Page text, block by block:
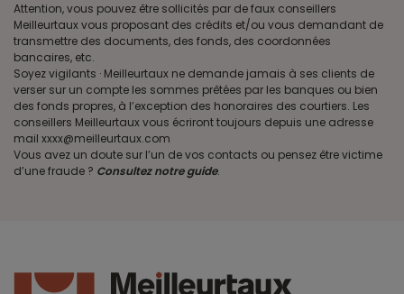
Attention, vous pouvez être sollicités par de faux conseillers
Meilleurtaux vous proposant des crédits et/ou vous demandant de
transmettre des documents, des fonds, des coordonnées
bancaires, etc.
Soyez vigilants · Meilleurtaux ne demande jamais à ses clients de
verser sur un compte les sommes prêtées par les banques ou bien
des fonds propres, à l’exception des honoraires des courtiers. Les
conseillers Meilleurtaux vous écriront toujours depuis une adresse
mail xxxx@meilleurtaux.com
Vous avez un doute sur l’un de vos contacts ou pensez être victime
d’une fraude ? Consultez notre guide.